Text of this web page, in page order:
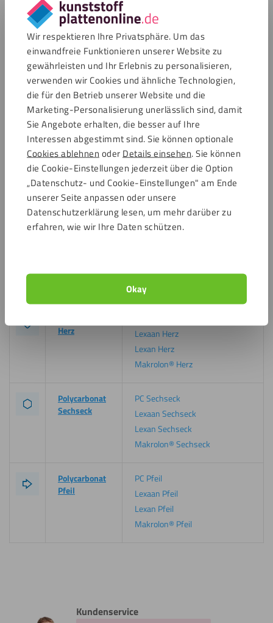
Wir respektieren Ihre Privatsphäre. Um das
einwandfreie Funktionieren unserer Website zu
gewährleisten und Ihr Erlebnis zu personalisieren,
verwenden wir Cookies und ähnliche Technologien,
die für den Betrieb unserer Website und die
Marketing-Personalisierung unerlässlich sind, damit
Sie Angebote erhalten, die besser auf Ihre
Interessen abgestimmt sind. Sie können optionale
Cookies ablehnen oder Details einsehen. Sie können
die Cookie-Einstellungen jederzeit über die Option
„Datenschutz- und Cookie-Einstellungen" am Ende
unserer Seite anpassen oder unsere
Datenschutzerklärung lesen, um mehr darüber zu
erfahren, wie wir Ihre Daten schützen.
Okay
Oval
Lexaan Oval
Makrolon® Oval
Polycarbonat
Halbrund
PC Halbrund
Lexaan Halbrund
Lexan Halbrund
Makrolon® Halbrund
Polycarbonat
Stern
PC Stern
Lexaan Stern
Lexan Stern
Makrolon® Stern
Herz
Lexaan Herz
Lexan Herz
Makrolon® Herz
Polycarbonat
Sechseck
PC Sechseck
Lexaan Sechseck
Lexan Sechseck
Makrolon® Sechseck
Polycarbonat
Pfeil
PC Pfeil
Lexaan Pfeil
Lexan Pfeil
Makrolon® Pfeil
Kundenservice